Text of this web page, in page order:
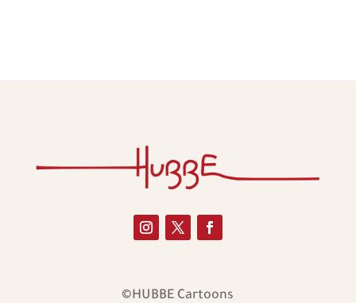
©HUBBE Cartoons